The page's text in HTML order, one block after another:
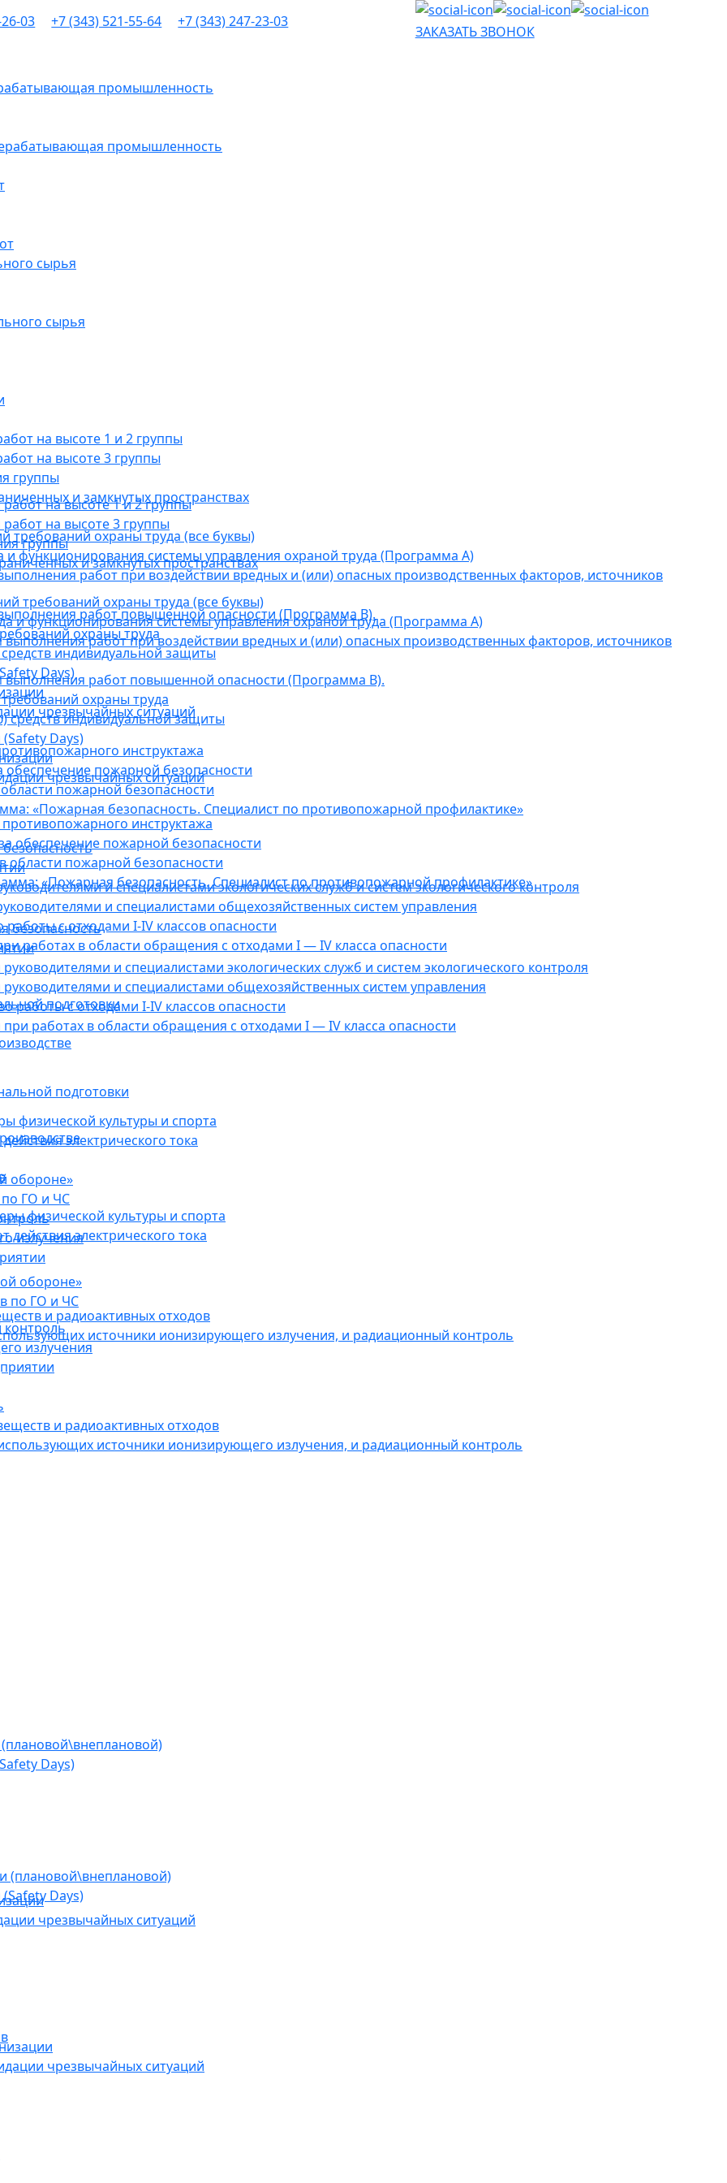
промышленность
сырья
на высоте 1 и 2 группы
на высоте 3 группы
группы
и замкнутых пространствах
требований охраны труда (все буквы)
функционирования системы управления охраной труда (Программа А)
работ при воздействии вредных и (или) опасных производственных факторов, источников
работ повышенной опасности (Программа В).
охраны труда
индивидуальной защиты
Days)
чрезвычайных ситуаций
инструктажа
пожарной безопасности
пожарной безопасности
«Пожарная безопасность. Специалист по противопожарной профилактике»
и специалистами экологических служб и систем экологического контроля
и специалистами общехозяйственных систем управления
с отходами I-IV классов опасности
работах в области обращения с отходами I — IV класса опасности
подготовки
физической культуры и спорта
электрического тока
обороне»
ГО и ЧС
излучения
и радиоактивных отходов
источники ионизирующего излучения, и радиационный контроль
Days)
чрезвычайных ситуаций
03 +7 (343) 521-55-64 +7 (343) 247-23-03
ЗАКАЗАТЬ ЗВОНОК
промышленность
сырья
на высоте 1 и 2 группы
на высоте 3 группы
группы
и замкнутых пространствах
требований охраны труда (все буквы)
и функционирования системы управления охраной труда (Программа А)
работ при воздействии вредных и (или) опасных производственных факторов, источников
работ повышенной опасности (Программа В).
охраны труда
индивидуальной защиты
Days)
чрезвычайных ситуаций
инструктажа
обеспечение пожарной безопасности
пожарной безопасности
«Пожарная безопасность. Специалист по противопожарной профилактике»
безопасность
и специалистами экологических служб и систем экологического контроля
и специалистами общехозяйственных систем управления
работы с отходами I-IV классов опасности
работах в области обращения с отходами I — IV класса опасности
подготовки
физической культуры и спорта
электрического тока
обороне»
по ГО и ЧС
контроль
излучения
и радиоактивных отходов
источники ионизирующего излучения, и радиационный контроль
(плановой\внеплановой)
Days)
чрезвычайных ситуаций